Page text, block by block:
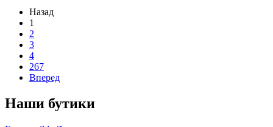
Назад
1
2
3
4
267
Вперед
Наши бутики